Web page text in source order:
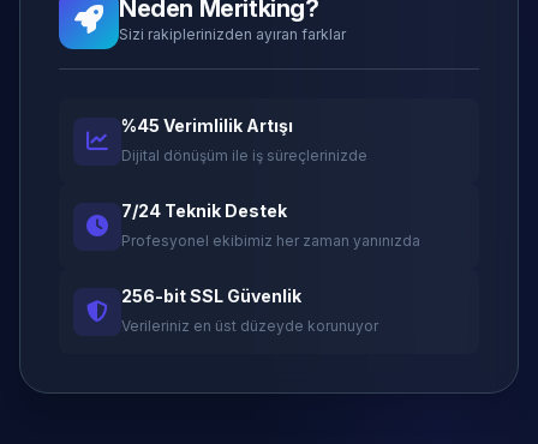
Neden Meritking?
Sizi rakiplerinizden ayıran farklar
%45 Verimlilik Artışı
Dijital dönüşüm ile iş süreçlerinizde
7/24 Teknik Destek
Profesyonel ekibimiz her zaman yanınızda
256-bit SSL Güvenlik
Verileriniz en üst düzeyde korunuyor